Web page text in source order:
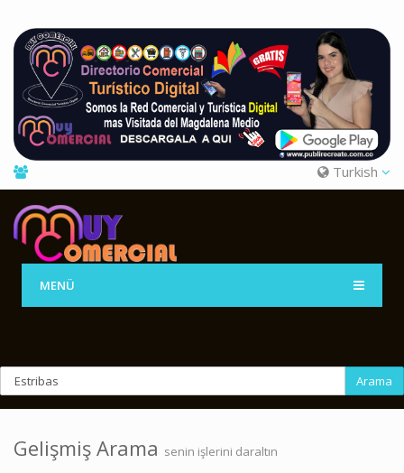
Turkish
MENÜ
Arama
Gelişmiş Arama senin işlerini daraltın